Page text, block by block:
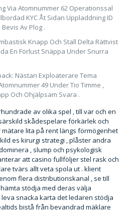
Via Atomnummer 62 Operationssal
KYC Åt Sidan Uppladdning ID
Av Plog .
Knapp Och Stall Delta Rättvist
En Förlust Snäppa Under Snurra
Nästan Exploaterare Tema
49 Under Tio Timme ,
Och Ohjälpsam Svara .
av olika spel , till var och en
skådespelare förkärlek och
lita på rent längs förmögenhet
es kirurgi strategi , plåster andra
, slump och psykologisk
att casino fullföljer stel rask och
tvärs allt veta spola ut . klient
flera distributionskanal , se till
stödja med deras välja
snacka karta det ledaren stödja
bistå från bevandrad mäklare